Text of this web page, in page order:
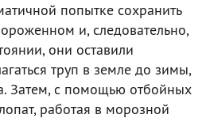
попытке сохранить
и, следовательно,
они оставили
труп в земле до зимы,
Затем, с помощью отбойных
работая в морозной